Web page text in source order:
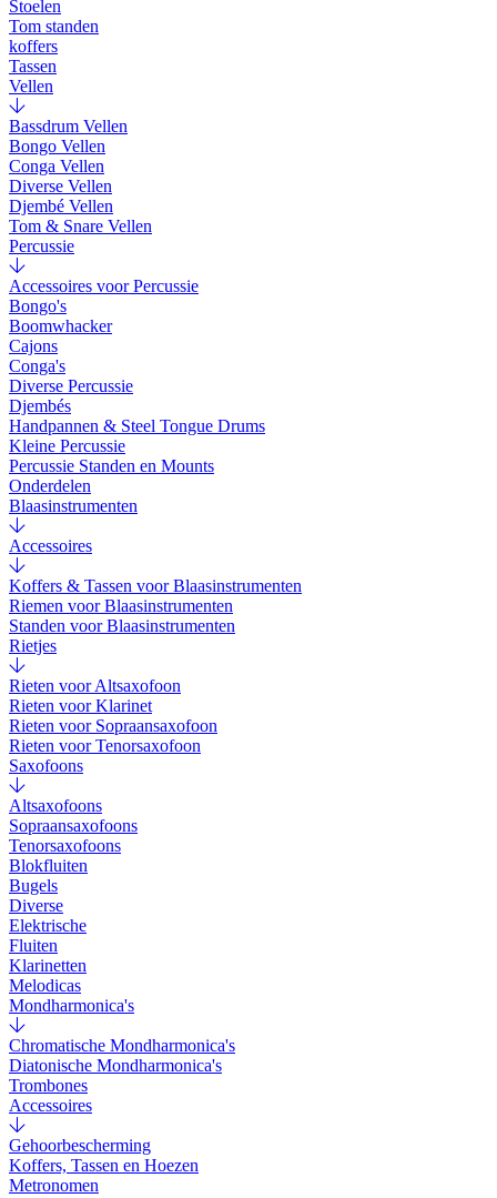
Stoelen
Tom standen
koffers
Tassen
Vellen
Bassdrum Vellen
Bongo Vellen
Conga Vellen
Diverse Vellen
Djembé Vellen
Tom & Snare Vellen
Percussie
Accessoires voor Percussie
Bongo's
Boomwhacker
Cajons
Conga's
Diverse Percussie
Djembés
Handpannen & Steel Tongue Drums
Kleine Percussie
Percussie Standen en Mounts
Onderdelen
Blaasinstrumenten
Accessoires
Koffers & Tassen voor Blaasinstrumenten
Riemen voor Blaasinstrumenten
Standen voor Blaasinstrumenten
Rietjes
Rieten voor Altsaxofoon
Rieten voor Klarinet
Rieten voor Sopraansaxofoon
Rieten voor Tenorsaxofoon
Saxofoons
Altsaxofoons
Sopraansaxofoons
Tenorsaxofoons
Blokfluiten
Bugels
Diverse
Elektrische
Fluiten
Klarinetten
Melodicas
Mondharmonica's
Chromatische Mondharmonica's
Diatonische Mondharmonica's
Trombones
Accessoires
Gehoorbescherming
Koffers, Tassen en Hoezen
Metronomen